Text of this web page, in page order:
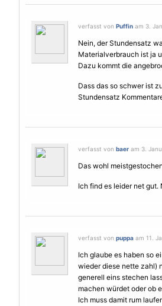
verfasst von Puffin am 3.
Nein, der Stundensatz
Materialverbrauch ist ja
Dazu kommt die
Dass das so schwer ist
Stundensatz
verfasst von baer am 3.
Das wohl
Ich find es leider net gut.
verfasst von puppa am 11.
Ich glaube es haben so
wieder diese nette zahl)
generell eins stechen
machen würdet oder ob
Ich muss damit rum